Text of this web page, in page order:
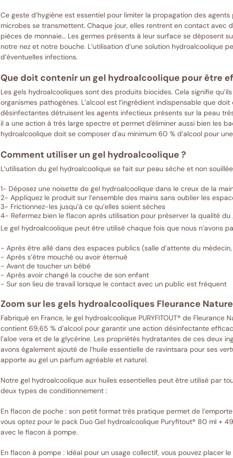
Ce geste d’hygiène est essentiel pour limiter la propagation des
microbes se transmettent. Chaque jour, elles rentrent en contact avec
pièces de monnaie… Les germes présents à leur surface se déposent
notre nez et notre bouche. L’utilisation d’une solution
d’éventuelles infections.
Que doit contenir un gel hydroalcoolique pour être
Les gels hydroalcooliques sont des produits biocides. Cela signifie
organismes pathogènes. L’alcool est l’ingrédient indispensable que
désinfectantes détruisent les agents infectieux présents sur la peau
il a une action à très large spectre et permet d'éliminer aussi bien les
hydroalcoolique doit se composer d'au minimum 60 % d’alcool pour
Comment utiliser un gel hydroalcoolique ?
L’utilisation du gel hydroalcoolique se fait sur peau sèche et non
1- Déposez une noisette de gel hydroalcoolique dans le creux de la
2- Appliquez le produit sur l’ensemble des mains sans oublier les
3- Frictionnez-les jusqu’à ce qu’elles soient sèches
4- Refermez bien le flacon après utilisation pour préserver la qualité du
Le gel hydroalcoolique peut être utilisé chaque fois que nous n’avons
- Après être allé dans des espaces publics (salle d’attente du
- Après s’être mouché ou avoir éternué
- Avant de toucher un bébé
- Après avoir changé la couche de son enfant
- Sur son lieu de travail lorsque le contact avec un public est fréquent
Zoom sur les gels hydroalcooliques Fleurance Nature
Fabriqué en France, le gel hydroalcoolique PURYFITOUT® de
contient 69,65 % d’alcool pour garantir une action désinfectante
l’aloe vera et de la glycérine. Les propriétés hydratantes de ces deux
avons également ajouté de l’huile essentielle de ravintsara pour ses
apporte au gel un parfum agréable et naturel.
Notre gel hydroalcoolique aux huiles essentielles peut être utilisé par
deux types de conditionnement :
En flacon de poche : son petit format très pratique permet de
vous optez pour le pack Duo Gel hydroalcoolique Puryfitout® 80 ml +
avec le flacon à pompe.
En flacon à pompe : Idéal pour un usage collectif, vous pouvez placer